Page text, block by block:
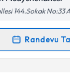
verilerimin
okudum ve
144.Sokak No:33
Randevu
Takvimi Talebi